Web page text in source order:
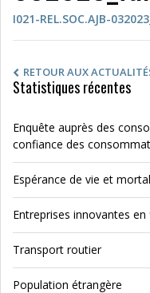
I021-REL.SOC.AJB-
RETOUR AUX
Statistiques récentes
Enquête auprès des
confiance des
Espérance de vie et
Entreprises innovantes
Transport routier
Population étrangère